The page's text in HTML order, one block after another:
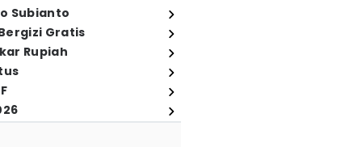
Subianto
Gratis
Rupiah